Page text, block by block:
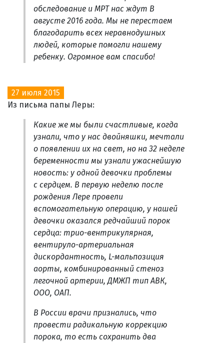
обследование и МРТ нас ждут В
августе 2016 года. Мы не перестаем
благодарить всех неравнодушных
людей, которые помогли нашему
ребенку. Огромное вам спасибо!
27 июля 2015
Из письма папы Леры:
Какие же мы были счастливые, когда
узнали, что у нас двойняшки, мечтали
о появлении их на свет, но на 32 неделе
беременности мы узнали ужаснейшую
новость: у одной девочки проблемы
с сердцем. В первую неделю после
рождения Лере провели
вспомогательную операцию, у нашей
девочки оказался редчайший порок
сердца: трио-вентрикулярная,
вентируло-артериальная
дискордантность, L-мальпозиция
аорты, комбинированный стеноз
легочной артерии, ДМЖП тип АВК,
ООО, ОАП.
В России врачи признались, что
провести радикальную коррекцию
порока, то есть сохранить два